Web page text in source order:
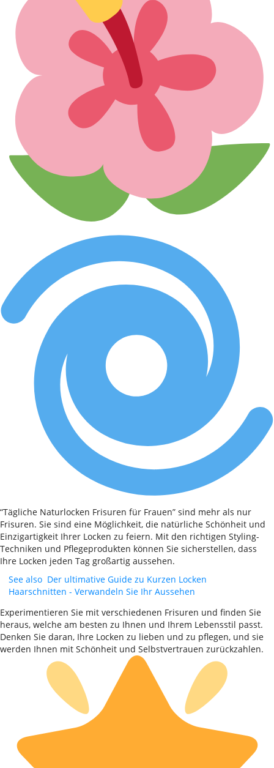
“Tägliche Naturlocken Frisuren für Frauen” sind mehr als nur
Frisuren. Sie sind eine Möglichkeit, die natürliche Schönheit und
Einzigartigkeit Ihrer Locken zu feiern. Mit den richtigen Styling-
Techniken und Pflegeprodukten können Sie sicherstellen, dass
Ihre Locken jeden Tag großartig aussehen.
See also Der ultimative Guide zu Kurzen Locken
Haarschnitten - Verwandeln Sie Ihr Aussehen
Experimentieren Sie mit verschiedenen Frisuren und finden Sie
heraus, welche am besten zu Ihnen und Ihrem Lebensstil passt.
Denken Sie daran, Ihre Locken zu lieben und zu pflegen, und sie
werden Ihnen mit Schönheit und Selbstvertrauen zurückzahlen.